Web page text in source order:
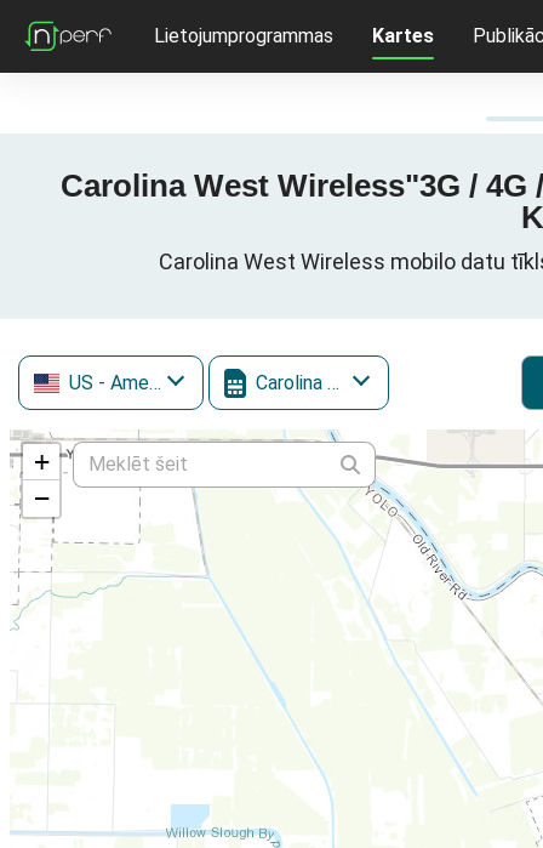
Lietojumprogrammas Kartes
Carolina West Wireless"3G /
Carolina West Wireless mobilo datu
US - Amerikas Savienotās Valstis Carolina West Wireless
+
−